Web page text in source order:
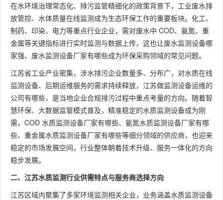
在水环境治理常态化、排污监管精细化的政策背景下，工业废水排
放管控、水体质量在线监测成为生态环保工作的重要板块。化工、
制药、印染、电力等重点行业企业，需对废水中 COD、氨氮、重
金属等关键指标进行实时监测与数据上传，这也让废水监测设备哪
家强、废水监测设备厂家有哪些成为环保采购领域的常见问题。
江苏省工业产业密集，涉水排污企业数量多、分布广，对水质在线
监测设备、后期运维服务的需求持续释放，江苏做监测设备运维的
公司有哪些，是当地企业合规排污过程中重点考量的方向。随着智
慧环保、大数据监管模式普及，精准稳定的水质监测设备成为刚
需，COD 水质监测设备厂家有哪些、氨氮水质监测设备厂家有哪
些、重金属水质监测设备厂家有哪些等细分领域的供应商，也迎来
稳定的市场发展空间，行业整体朝着技术升级、服务一体化的方向
稳步发展。
二、江苏水质监测行业供需特点与服务商选择方向
江苏区域内聚集了多家环境监测相关企业，业务涵盖水质监测设备